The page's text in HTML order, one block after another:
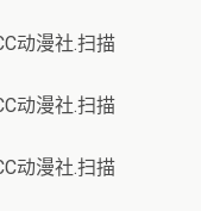
动漫社.扫描
动漫社.扫描
动漫社.扫描